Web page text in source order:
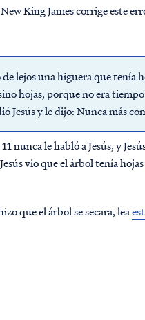
King James corrige este
lejos una higuera que tenía
hojas, porque no era
Jesús y le dijo: Nunca más
nunca le habló a Jesús, y
vio que el árbol tenía
que el árbol se secara, lea